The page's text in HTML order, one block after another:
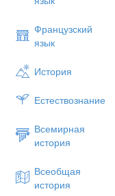
Французский
язык
История
Естествознание
Всемирная
история
Всеобщая
история